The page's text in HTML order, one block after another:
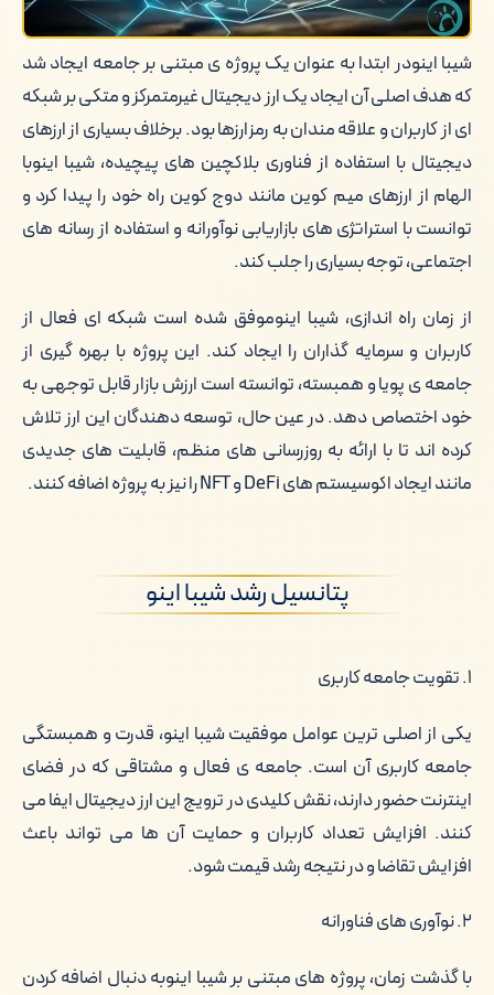
شیبا اینودر ابتدا به عنوان یک پروژه ی مبتنی بر جامعه ایجاد شد
که هدف اصلی آن ایجاد یک ارز دیجیتال غیرمتمرکز و متکی بر شبکه
ای از کاربران و علاقه مندان به رمزارزها بود. برخلاف بسیاری از ارزهای
دیجیتال با استفاده از فناوری بلاکچین های پیچیده، شیبا اینوبا
الهام از ارزهای میم کوین مانند دوج کوین راه خود را پیدا کرد و
توانست با استراتژی های بازاریابی نوآورانه و استفاده از رسانه های
اجتماعی، توجه بسیاری را جلب کند.
از زمان راه اندازی، شیبا اینوموفق شده است شبکه ای فعال از
کاربران و سرمایه گذاران را ایجاد کند. این پروژه با بهره گیری از
جامعه ی پویا و همبسته، توانسته است ارزش بازار قابل توجهی به
خود اختصاص دهد. در عین حال، توسعه دهندگان این ارز تلاش
کرده اند تا با ارائه به روزرسانی های منظم، قابلیت های جدیدی
مانند ایجاد اکوسیستم های DeFi و NFT را نیز به پروژه اضافه کنند.
پتانسیل رشد شیبا اینو
۱. تقویت جامعه کاربری
یکی از اصلی ترین عوامل موفقیت شیبا اینو، قدرت و همبستگی
جامعه کاربری آن است. جامعه ی فعال و مشتاقی که در فضای
اینترنت حضور دارند، نقش کلیدی در ترویج این ارز دیجیتال ایفا می
کنند. افزایش تعداد کاربران و حمایت آن ها می تواند باعث
افزایش تقاضا و در نتیجه رشد قیمت شود.
۲. نوآوری های فناورانه
با گذشت زمان، پروژه های مبتنی بر شیبا اینوبه دنبال اضافه کردن